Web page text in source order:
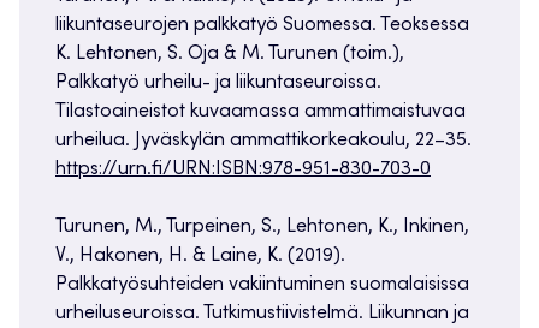
liikuntaseurojen palkkatyö Suomessa. Teoksessa
K. Lehtonen, S. Oja & M. Turunen (toim.),
Palkkatyö urheilu- ja liikuntaseuroissa.
Tilastoaineistot kuvaamassa ammattimaistuvaa
urheilua. Jyväskylän ammattikorkeakoulu, 22–35.
https://urn.fi/URN:ISBN:978-951-830-703-0
Turunen, M., Turpeinen, S., Lehtonen, K., Inkinen,
V., Hakonen, H. & Laine, K. (2019).
Palkkatyösuhteiden vakiintuminen suomalaisissa
urheiluseuroissa. Tutkimustii­vistelmä. Liikunnan ja